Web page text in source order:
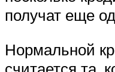
получат еще
Нормальной